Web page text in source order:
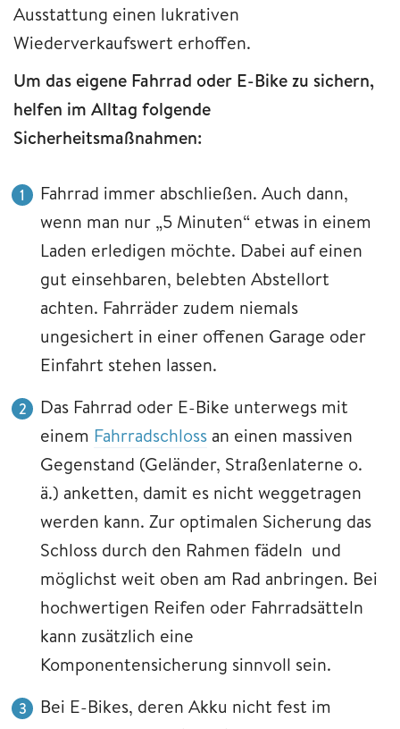
Ausstattung einen lukrativen
Wiederverkaufswert erhoffen.
Um das eigene Fahrrad oder E-Bike zu sichern,
helfen im Alltag folgende
Sicherheitsmaßnahmen:
Fahrrad immer abschließen. Auch dann,
wenn man nur „5 Minuten“ etwas in einem
Laden erledigen möchte. Dabei auf einen
gut einsehbaren, belebten Abstellort
achten. Fahrräder zudem niemals
ungesichert in einer offenen Garage oder
Einfahrt stehen lassen.
Das Fahrrad oder E-Bike unterwegs mit
einem Fahrradschloss an einen massiven
Gegenstand (Geländer, Straßenlaterne o.
ä.) anketten, damit es nicht weggetragen
werden kann. Zur optimalen Sicherung das
Schloss durch den Rahmen fädeln und
möglichst weit oben am Rad anbringen. Bei
hochwertigen Reifen oder Fahrradsätteln
kann zusätzlich eine
Komponentensicherung sinnvoll sein.
Bei E-Bikes, deren Akku nicht fest im